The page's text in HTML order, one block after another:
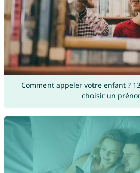
Comment appeler votre enfant ?
choisir un